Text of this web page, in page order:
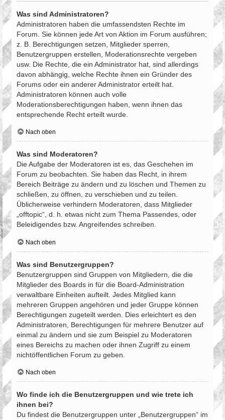
Was sind Administratoren?
Administratoren haben die umfassendsten Rechte im
Forum. Sie können jede Art von Aktion im Forum ausführen;
z. B. Berechtigungen setzen, Mitglieder sperren,
Benutzergruppen erstellen, Moderationsrechte vergeben
usw. Die Rechte, die ein Administrator hat, sind allerdings
davon abhängig, welche Rechte ihnen ein Gründer des
Forums oder ein anderer Administrator erteilt hat.
Administratoren können auch volle
Moderationsberechtigungen haben, wenn ihnen das
entsprechende Recht erteilt wurde.
Nach oben
Was sind Moderatoren?
Die Aufgabe der Moderatoren ist es, das Geschehen im
Forum zu beobachten. Sie haben das Recht, in ihrem
Bereich Beiträge zu ändern und zu löschen und Themen zu
schließen, zu öffnen, zu verschieben und zu teilen.
Üblicherweise verhindern Moderatoren, dass Mitglieder
„offtopic“, d. h. etwas nicht zum Thema Passendes, oder
Beleidigendes bzw. Angreifendes schreiben.
Nach oben
Was sind Benutzergruppen?
Benutzergruppen sind Gruppen von Mitgliedern, die die
Mitglieder des Boards in für die Board-Administration
verwaltbare Einheiten aufteilt. Jedes Mitglied kann
mehreren Gruppen angehören und jeder Gruppe können
Berechtigungen zugeteilt werden. Dies erleichtert es den
Administratoren, Berechtigungen für mehrere Benutzer auf
einmal zu ändern und sie zum Beispiel zu Moderatoren
eines Bereichs zu machen oder ihnen Zugriff zu einem
nichtöffentlichen Forum zu geben.
Nach oben
Wo finde ich die Benutzergruppen und wie trete ich
ihnen bei?
Du findest die Benutzergruppen unter „Benutzergruppen“ im